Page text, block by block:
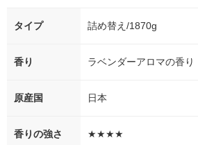
タイプ 詰め替え/1870g
香り ラベンダーアロマの香り
原産国 日本
香りの強さ ★★★★